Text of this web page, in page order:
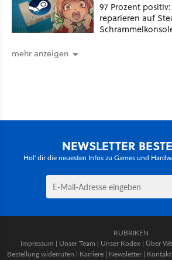
97 Prozent
reparieren auf
mehr anzeigen
NEWSLETTER
Hol' dir die neuesten Infos zu Games und
RUBRIKEN
Impressum | Unser Team | Unser Kodex | Über
Bestellung widerrufen | Karriere | Newsletter | Kontakt